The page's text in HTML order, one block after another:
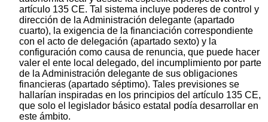
artículo 135 CE. Tal sistema incluye poderes de control y
dirección de la Administración delegante (apartado
cuarto), la exigencia de la financiación correspondiente
con el acto de delegación (apartado sexto) y la
configuración como causa de renuncia, que puede hacer
valer el ente local delegado, del incumplimiento por parte
de la Administración delegante de sus obligaciones
financieras (apartado séptimo). Tales previsiones se
hallarían inspiradas en los principios del artículo 135 CE,
que solo el legislador básico estatal podía desarrollar en
este ámbito.